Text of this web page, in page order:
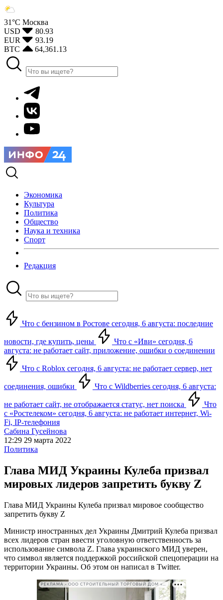
31°С Москва
USD
80.93
EUR
93.19
BTC
64,361.13
Экономика
Культура
Политика
Общество
Наука и техника
Спорт
Редакция
Что с бензином в Ростове сегодня, 6 августа: последние
новости, где купить, цены
Что с «Иви» сегодня, 6
августа: не работает сайт, приложение, ошибки о соединении
Что с Roblox сегодня, 6 августа: не работает сервер, нет
соединения, ошибки Что с Wildberries сегодня, 6 августа:
не работает сайт, не отображается статус, нет поиска
Что
с «Ростелеком» сегодня, 6 августа: не работает интернет, Wi-
Fi, IP-телефония
Сабина Гусейнова
12:29 29 марта 2022
Политика
Глава МИД Украины Кулеба призвал
мировых лидеров запретить букву Z
Глава МИД Украины Кулеба призвал мировое сообщество
запретить букву Z
Министр иностранных дел Украины Дмитрий Кулеба призвал
всех лидеров стран ввести уголовную ответственность за
использование символа Z. Глава украинского МИД уверен,
что символ является поддержкой российской спецоперации на
территории Украины. Об этом он написал в Twitter.
РЕКЛАМА • ООО СТРОИТЕЛЬНЫЙ ТОРГОВЫЙ ДОМ «ПЕТРОВИЧ». ИНН: 7802348846